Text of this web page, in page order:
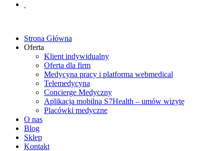
Strona Główna
Oferta
Klient indywidualny
Oferta dla firm
Medycyna pracy i platforma webmedical
Telemedycyna
Concierge Medyczny
Aplikacja mobilna S7Health – umów wizytę
Placówki medyczne
O nas
Blog
Sklep
Kontakt